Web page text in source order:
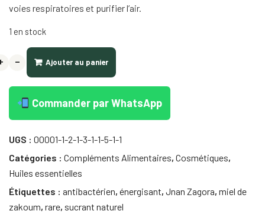
voies respiratoires et purifier l’air.
1 en stock
- Ajouter au panier
Commander par WhatsApp
UGS : 00001-1-2-1-3-1-1-5-1-1
Catégories : Compléments Alimentaires, Cosmétiques,
Huiles essentielles
Étiquettes : antibactérien, énergisant, Jnan Zagora, miel de
zakoum, rare, sucrant naturel